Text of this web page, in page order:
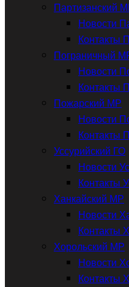
Партизанский
Новости
Контакты
Пограничный
Новости
Контакты
Пожарский МР
Новости
Контакты
Уссурийский ГО
Новости
Контакты
Ханкайский МР
Новости
Контакты
Хорольский МР
Новости
Контакты